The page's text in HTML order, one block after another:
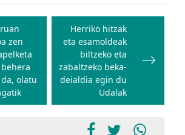
zen
olatu
Herriko hitzak
eta esamoldeak
biltzeko eta
zabaltzeko beka-
deialdia egin du
Udalak